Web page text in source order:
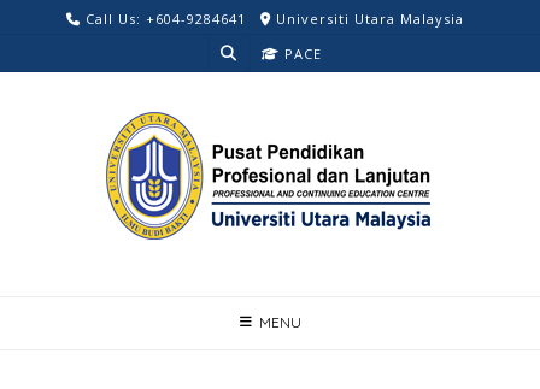
content
Call Us: +604-9284641
Universiti Utara Malaysia
PACE
MENU